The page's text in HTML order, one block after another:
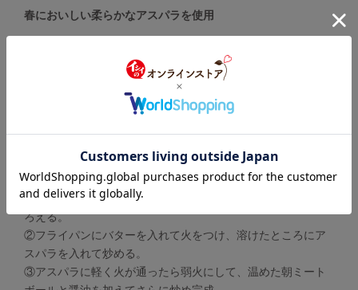
春においしい柔らかなアスパラを使用
（お届け品）朝ミートボール 1袋
●グリーンアスパラガス…………3~4本
●有塩バター……………………………小さじ1
朝ミートボールを電子レンジ又は湯煎で温めておく。
①アスパラは固い部分を切り落とし、3cm位の長さに切りそ
ろえる。
②フライパンにバターを入れて火をつけ、溶けたところにア
スパラを入れて炒める。
③アスパラに軽く火が通ったら弱火にして、温めた朝ミート